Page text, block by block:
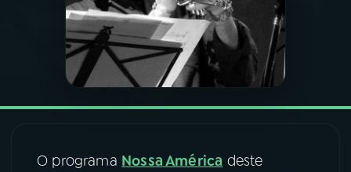
VIDEOCASTS
ÚLTIMAS
O programa Nossa América deste